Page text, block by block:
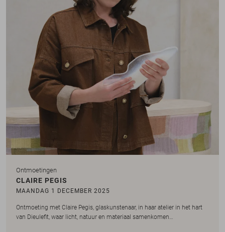
Ontmoetingen
CLAIRE PEGIS
MAANDAG 1 DECEMBER 2025
Ontmoeting met Claire Pegis, glaskunstenaar, in haar atelier in het hart
van Dieulefit, waar licht, natuur en materiaal samenkomen…